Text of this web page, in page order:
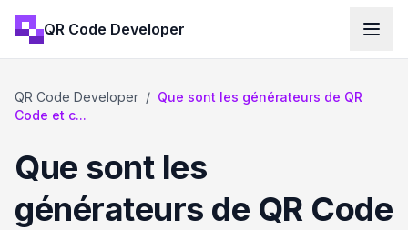
QR Code Developer
QR Code Developer / Que sont les générateurs de QR
Code et c...
Que sont les
générateurs de QR Code